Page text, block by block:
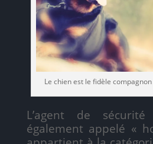
Le chien est le fidèle
L’agent de
également appelé «